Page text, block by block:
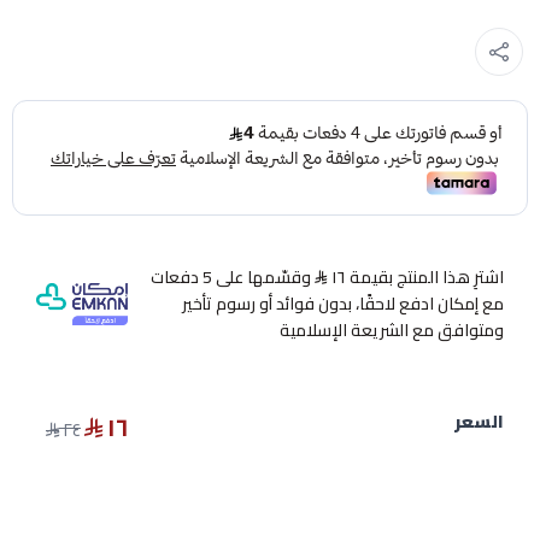
اشترِ هذا المنتج بقيمة ١٦
وقسّمها على 5 دفعات
مع إمكان ادفع لاحقًا، بدون فوائد أو رسوم تأخير
ومتوافق مع الشريعة الإسلامية
السعر ١٦ ٢٤